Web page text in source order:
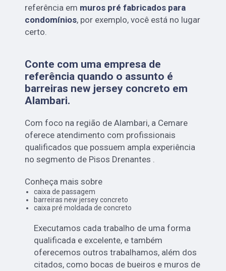
referência em muros pré fabricados para
condomínios, por exemplo, você está no lugar
certo.
Conte com uma empresa de
referência quando o assunto é
barreiras new jersey concreto em
Alambari.
Com foco na região de Alambari, a Cemare
oferece atendimento com profissionais
qualificados que possuem ampla experiência
no segmento de Pisos Drenantes .
Conheça mais sobre
caixa de passagem
barreiras new jersey concreto
caixa pré moldada de concreto
Executamos cada trabalho de uma forma
qualificada e excelente, e também
oferecemos outros trabalhamos, além dos
citados, como bocas de bueiros e muros de